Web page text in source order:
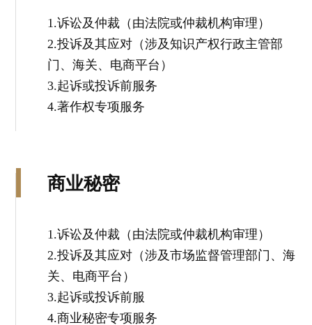
1.诉讼及仲裁（由法院或仲裁机构审理）
2.投诉及其应对（涉及知识产权行政主管部
门、海关、电商平台）
3.起诉或投诉前服务
4.著作权专项服务
商业秘密
1.诉讼及仲裁（由法院或仲裁机构审理）
2.投诉及其应对（涉及市场监督管理部门、海
关、电商平台）
3.起诉或投诉前服
4.商业秘密专项服务